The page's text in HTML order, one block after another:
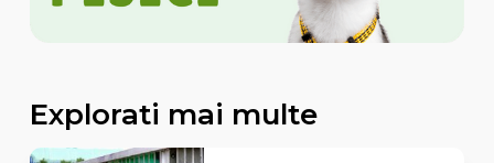
Explorati mai multe